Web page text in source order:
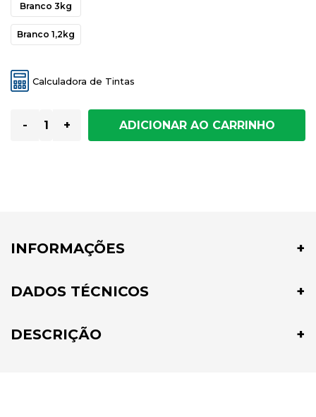
Branco 3kg
Branco 1,2kg
Calculadora de Tintas
- +
INFORMAÇÕES
DADOS TÉCNICOS
DESCRIÇÃO